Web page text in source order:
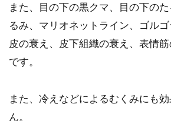
また、目の下の黒クマ、目の下の
るみ、マリオネットライン、ゴル
皮の衰え、皮下組織の衰え、表情
です。
また、冷えなどによるむくみにも
ん。